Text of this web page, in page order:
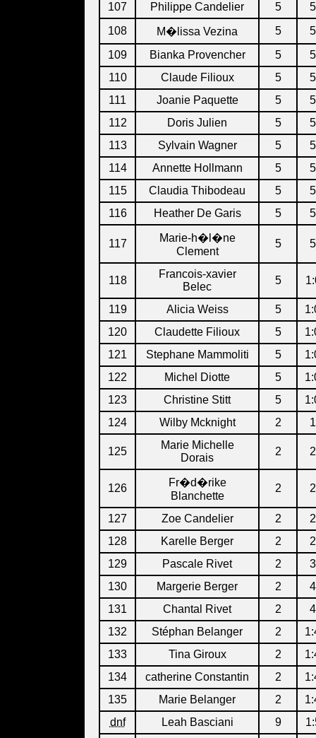
107
Philippe Candelier 5
108
M�lissa Vezina 5
109
Bianka Provencher 5
110
Claude Filioux 5
111
Joanie Paquette 5
112
Doris Julien 5
113
Sylvain Wagner 5
114
Annette Hollmann 5
115
Claudia Thibodeau 5
116
Heather De Garis 5
117
Marie-h�l�ne
Clement
5
118
Francois-xavier
Belec
5
119 Alicia Weiss 5
120
Claudette Filioux 5
121
Stephane Mammoliti 5
122
Michel Diotte 5
123
Christine Stitt 5
124
Wilby Mcknight 2
125
Marie Michelle
Dorais
2
126
Fr�d�rike
Blanchette
2
127 Zoe Candelier 2
128
Karelle Berger 2
129
Pascale Rivet 2
130
Margerie Berger 2
131
Chantal Rivet 2
132
Stéphan Belanger 2
133
Tina Giroux 2
134
catherine Constantin 2
135
Marie Belanger 2
dnf
Leah Basciani 9